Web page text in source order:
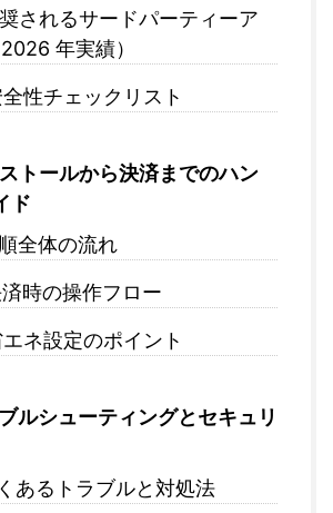
されるサードパーティーア
年実績）
性チェックリスト
トールから決済までのハン
ド
全体の流れ
時の操作フロー
ネ設定のポイント
ルシューティングとセキュリ
あるトラブルと対処法